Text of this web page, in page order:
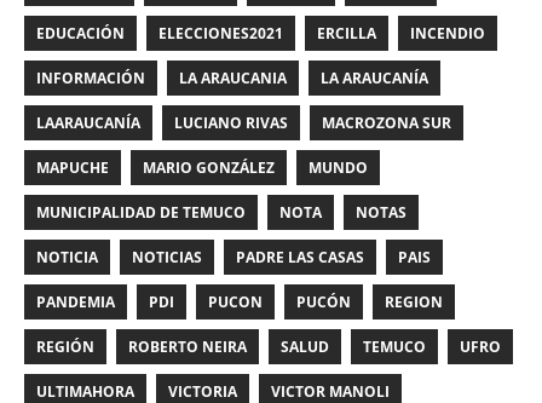
EDUCACIÓN ELECCIONES2021 ERCILLA INCENDIO
INFORMACIÓN LA ARAUCANIA LA ARAUCANÍA
LAARAUCANÍA LUCIANO RIVAS MACROZONA SUR
MAPUCHE MARIO GONZÁLEZ MUNDO
MUNICIPALIDAD DE TEMUCO NOTA NOTAS
NOTICIA NOTICIAS PADRE LAS CASAS PAIS
PANDEMIA PDI PUCON PUCÓN REGION
REGIÓN ROBERTO NEIRA SALUD TEMUCO UFRO
ULTIMAHORA VICTORIA VICTOR MANOLI